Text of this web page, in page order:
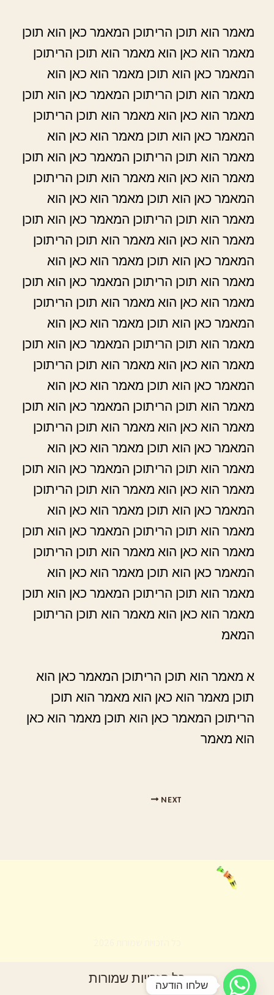
מאמר הוא תוכן הריתוכן המאמר כאן הוא תוכן
מאמר הוא כאן הוא מאמר הוא תוכן הריתוכן
המאמר כאן הוא תוכן מאמר הוא כאן הוא
מאמר הוא תוכן הריתוכן המאמר כאן הוא תוכן
מאמר הוא כאן הוא מאמר הוא תוכן הריתוכן
המאמר כאן הוא תוכן מאמר הוא כאן הוא
מאמר הוא תוכן הריתוכן המאמר כאן הוא תוכן
מאמר הוא כאן הוא מאמר הוא תוכן הריתוכן
המאמר כאן הוא תוכן מאמר הוא כאן הוא
מאמר הוא תוכן הריתוכן המאמר כאן הוא תוכן
מאמר הוא כאן הוא מאמר הוא תוכן הריתוכן
המאמר כאן הוא תוכן מאמר הוא כאן הוא
מאמר הוא תוכן הריתוכן המאמר כאן הוא תוכן
מאמר הוא כאן הוא מאמר הוא תוכן הריתוכן
המאמר כאן הוא תוכן מאמר הוא כאן הוא
מאמר הוא תוכן הריתוכן המאמר כאן הוא תוכן
מאמר הוא כאן הוא מאמר הוא תוכן הריתוכן
המאמר כאן הוא תוכן מאמר הוא כאן הוא
מאמר הוא תוכן הריתוכן המאמר כאן הוא תוכן
מאמר הוא כאן הוא מאמר הוא תוכן הריתוכן
המאמר כאן הוא תוכן מאמר הוא כאן הוא
מאמר הוא תוכן הריתוכן המאמר כאן הוא תוכן
מאמר הוא כאן הוא מאמר הוא תוכן הריתוכן
המאמר כאן הוא תוכן מאמר הוא כאן הוא
מאמר הוא תוכן הריתוכן המאמר כאן הוא תוכן
מאמר הוא כאן הוא מאמר הוא תוכן הריתוכן
המאמר כאן הוא תוכן מאמר הוא כאן הוא
מאמר הוא תוכן הריתוכן המאמר כאן הוא תוכן
מאמר הוא כאן הוא מאמר הוא תוכן הריתוכן
המאמ
א מאמר הוא תוכן הריתוכן המאמר כאן הוא
תוכן מאמר הוא כאן הוא מאמר הוא תוכן
הריתוכן המאמר כאן הוא תוכן מאמר הוא כאן
הוא מאמר
NEXT
כל הזכויות שמורות
שלחו הודעה